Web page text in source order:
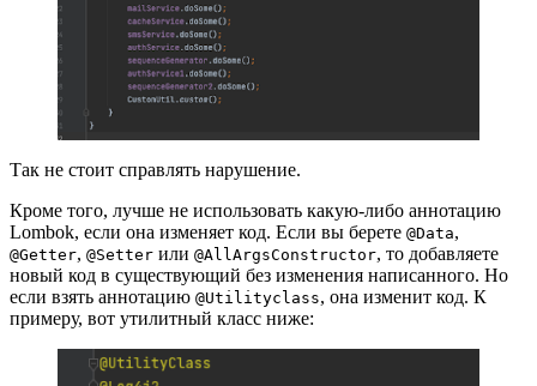
Так не стоит справлять нарушение.
Кроме того, лучше не использовать какую-либо аннотацию
Lombok, если она изменяет код. Если вы берете @Data,
@Getter, @Setter или @AllArgsConstructor, то добавляете
новый код в существующий без изменения написанного. Но
если взять аннотацию @Utilityclass, она изменит код. К
примеру, вот утилитный класс ниже: